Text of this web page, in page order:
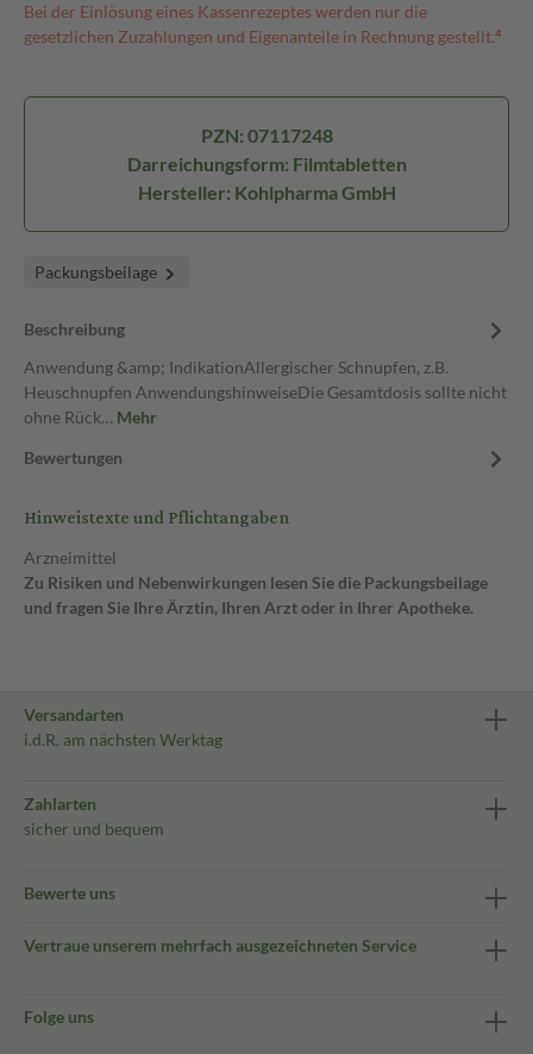
Bei der Einlösung eines Kassenrezeptes werden nur die
gesetzlichen Zuzahlungen und Eigenanteile in Rechnung gestellt.⁴
PZN: 07117248
Darreichungsform: Filmtabletten
Hersteller: Kohlpharma GmbH
Packungsbeilage
Beschreibung
Anwendung &amp; IndikationAllergischer Schnupfen, z.B.
Heuschnupfen AnwendungshinweiseDie Gesamtdosis sollte nicht
ohne Rück… Mehr
Bewertungen
Hinweistexte und Pflichtangaben
Arzneimittel
Zu Risiken und Nebenwirkungen lesen Sie die Packungsbeilage
und fragen Sie Ihre Ärztin, Ihren Arzt oder in Ihrer Apotheke.
Versandarten
i.d.R. am nächsten Werktag
Zahlarten
sicher und bequem
Bewerte uns
Vertraue unserem mehrfach ausgezeichneten Service
Folge uns